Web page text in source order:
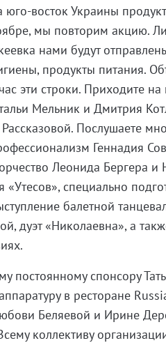
юго-восток Украины
мы повторим акцию.
нами будут
продукты питания.
эти строки. Приходите
Мельник и Дмитрия
Послушаете
Геннадия
Леонида Бергера
«Утесов», специально
балетной
дуэт «Николаевна», а
постоянному спонсору
в ресторане
Беляевой и Ирине
коллективу